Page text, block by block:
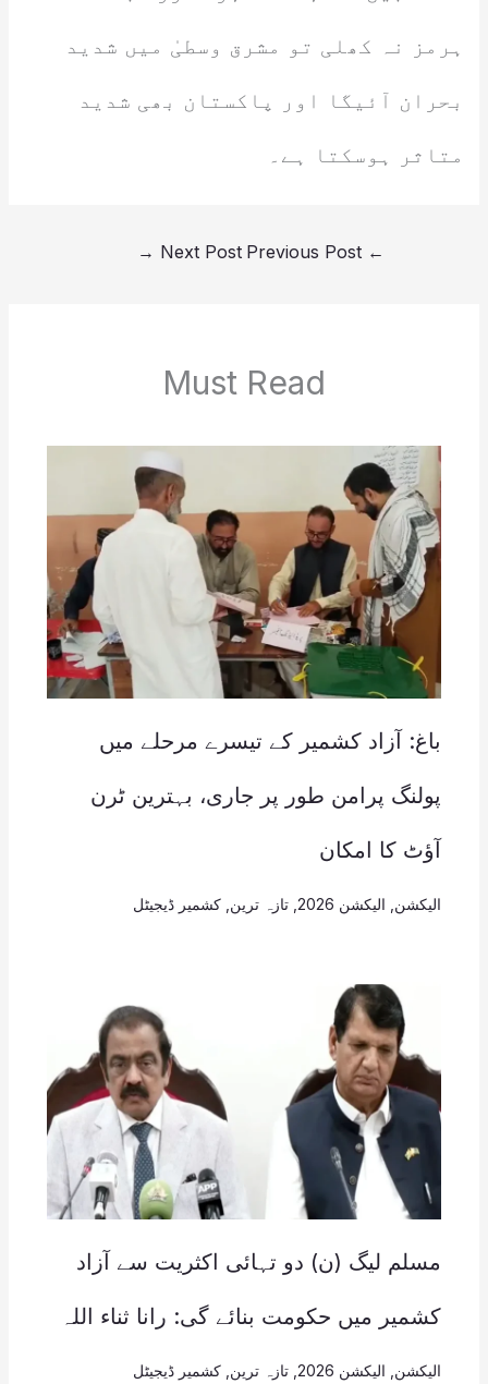
ہرمز نہ کھلی تو مشرق وسطیٰ میں شدید
بحران آئیگا اور پاکستان بھی شدید
متاثر ہوسکتا ہے۔
←
Next Post
→
Must Read
باغ: آزاد کشمیر کے تیسرے مرحلے میں
پولنگ پرامن طور پر جاری، بہترین ٹرن
آؤٹ کا امکان
الیکشن الیکشن 2026 , تازہ ترین کشمیر ڈیجیٹل
مسلم لیگ (ن) دو تہائی اکثریت سے آزاد
کشمیر میں حکومت بنائے گی: رانا ثناء اللہ
الیکشن الیکشن 2026 , تازہ ترین کشمیر ڈیجیٹل